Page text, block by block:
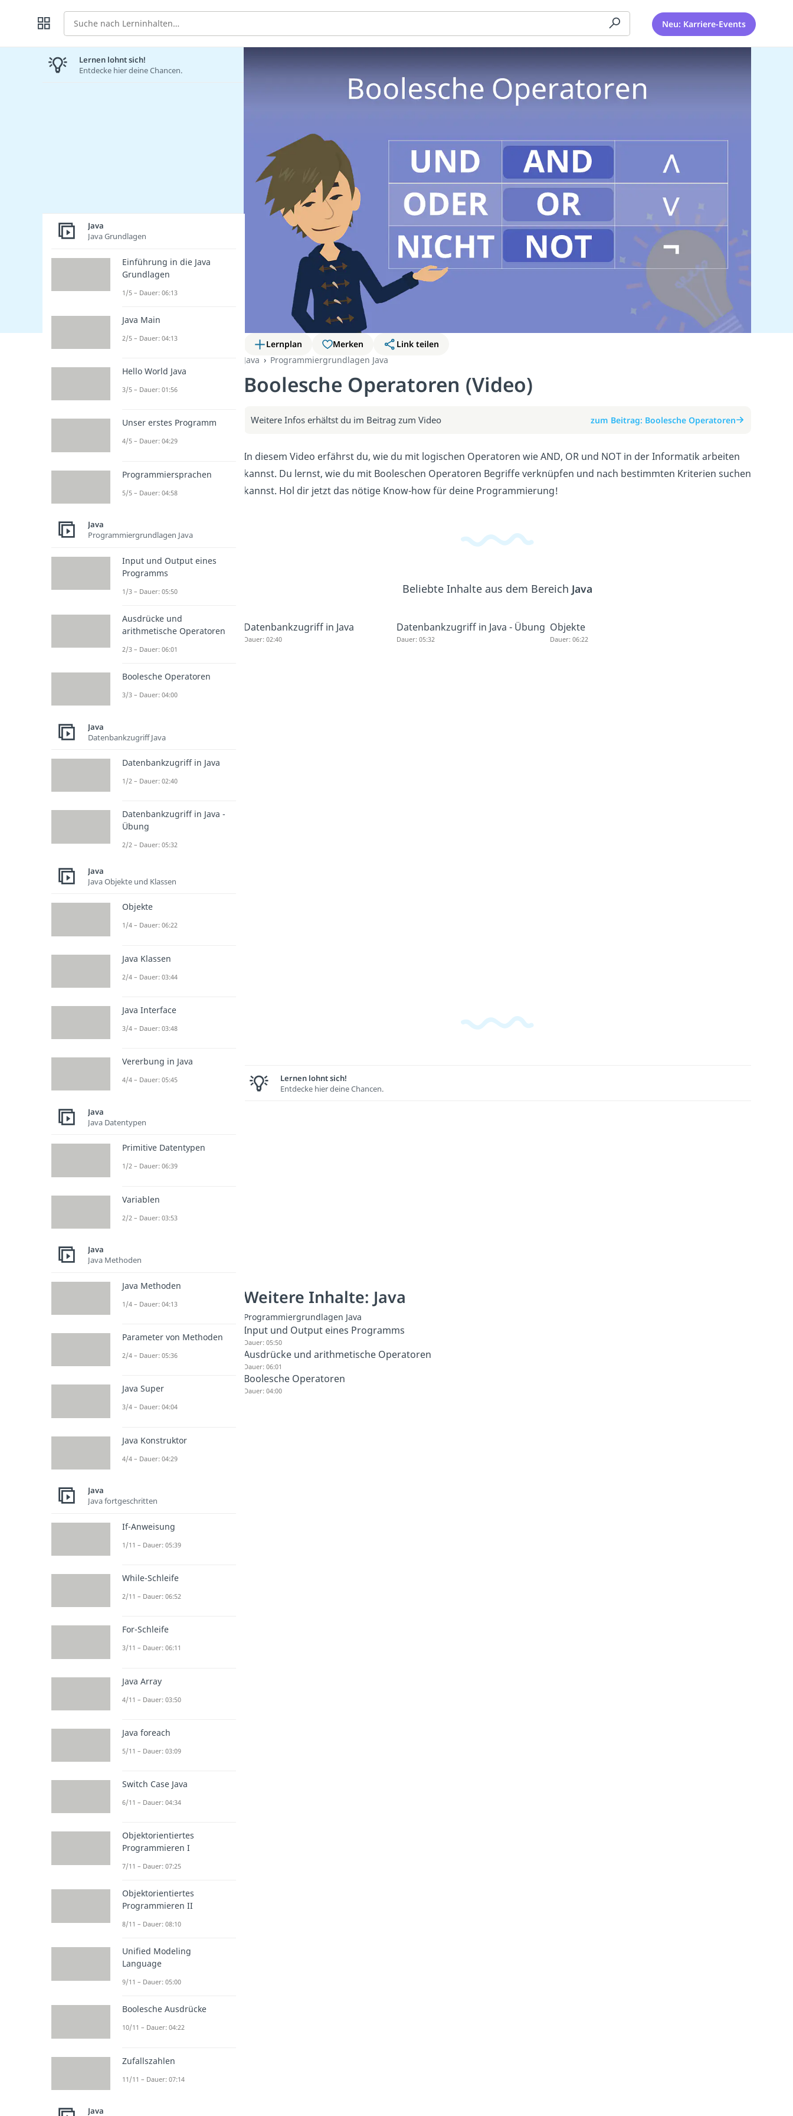
Suche Neu: Karriere-Events
Lernplan Merken
Link teilen
Java
Programmiergrundlagen Java
Boolesche Operatoren (Video)
Weitere Infos erhältst du im Beitrag zum Video zum Beitrag: Boolesche Operatoren
In diesem Video erfährst du, wie du mit logischen Operatoren wie AND, OR und NOT in der Informatik arbeiten
kannst. Du lernst, wie du mit Booleschen Operatoren Begriffe verknüpfen und nach bestimmten Kriterien suchen
kannst. Hol dir jetzt das nötige Know-how für deine Programmierung!
Beliebte Inhalte aus dem Bereich Java
Datenbankzugriff in Java
Dauer: 02:40
Datenbankzugriff in Java - Übung
Dauer: 05:32
Objekte
Dauer: 06:22
Lernen lohnt sich!
Entdecke hier deine Chancen.
Weitere Inhalte: Java
Programmiergrundlagen Java
Input und Output eines Programms
Dauer: 05:50
Ausdrücke und arithmetische Operatoren
Dauer: 06:01
Boolesche Operatoren
Dauer: 04:00
Lernen lohnt sich!
Entdecke hier deine Chancen.
Java
Java Grundlagen
Einführung in die Java
Grundlagen
1/5 – Dauer: 06:13
Java Main
2/5 – Dauer: 04:13
Hello World Java
3/5 – Dauer: 01:56
Unser erstes Programm
4/5 – Dauer: 04:29
Programmiersprachen
5/5 – Dauer: 04:58
Java
Programmiergrundlagen Java
Input und Output eines
Programms
1/3 – Dauer: 05:50
Ausdrücke und
arithmetische Operatoren
2/3 – Dauer: 06:01
Boolesche Operatoren
3/3 – Dauer: 04:00
Java
Datenbankzugriff Java
Datenbankzugriff in Java
1/2 – Dauer: 02:40
Datenbankzugriff in Java -
Übung
2/2 – Dauer: 05:32
Java
Java Objekte und Klassen
Objekte
1/4 – Dauer: 06:22
Java Klassen
2/4 – Dauer: 03:44
Java Interface
3/4 – Dauer: 03:48
Vererbung in Java
4/4 – Dauer: 05:45
Java
Java Datentypen
Primitive Datentypen
1/2 – Dauer: 06:39
Variablen
2/2 – Dauer: 03:53
Java
Java Methoden
Java Methoden
1/4 – Dauer: 04:13
Parameter von Methoden
2/4 – Dauer: 05:36
Java Super
3/4 – Dauer: 04:04
Java Konstruktor
4/4 – Dauer: 04:29
Java
Java fortgeschritten
If-Anweisung
1/11 – Dauer: 05:39
While-Schleife
2/11 – Dauer: 06:52
For-Schleife
3/11 – Dauer: 06:11
Java Array
4/11 – Dauer: 03:50
Java foreach
5/11 – Dauer: 03:09
Switch Case Java
6/11 – Dauer: 04:34
Objektorientiertes
Programmieren I
7/11 – Dauer: 07:25
Objektorientiertes
Programmieren II
8/11 – Dauer: 08:10
Unified Modeling
Language
9/11 – Dauer: 05:00
Boolesche Ausdrücke
10/11 – Dauer: 04:22
Zufallszahlen
11/11 – Dauer: 07:14
Java